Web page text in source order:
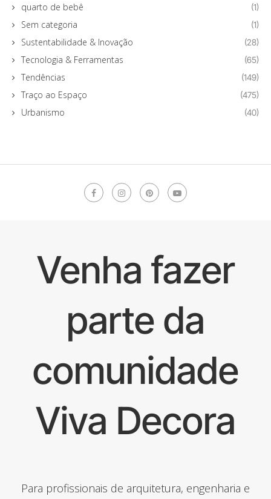
quarto de bebê (1)
Sem categoria (1)
Sustentabilidade & Inovação (28)
Tecnologia & Ferramentas (65)
Tendências (149)
Traço ao Espaço (475)
Urbanismo (40)
Venha fazer
parte da
comunidade
Viva Decora
Para profissionais de arquitetura, engenharia e